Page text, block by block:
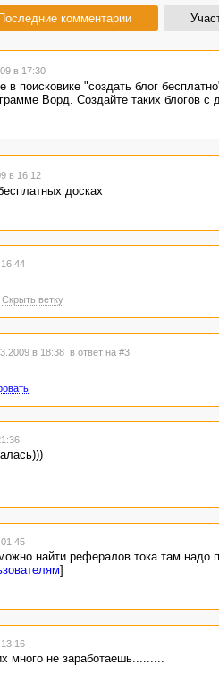
Последние комментарии
в 17:30
в поисковике "создать блог
Ворд. Создайте таких блогов
в 16:12
досках
Скрыть ветку
в 18:38 в ответ на #3
найти рефералов тока там
]
не заработаешь.........